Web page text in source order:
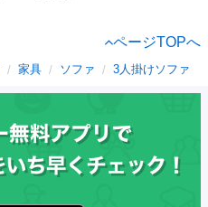
ページTOPへ
家具 ソファ 3人掛けソファ